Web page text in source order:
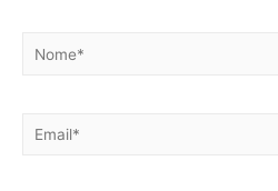
Nome*
Email*